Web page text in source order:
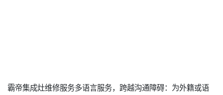
霸帝集成灶维修服务多语言服务，跨越沟通障碍：为外籍或语